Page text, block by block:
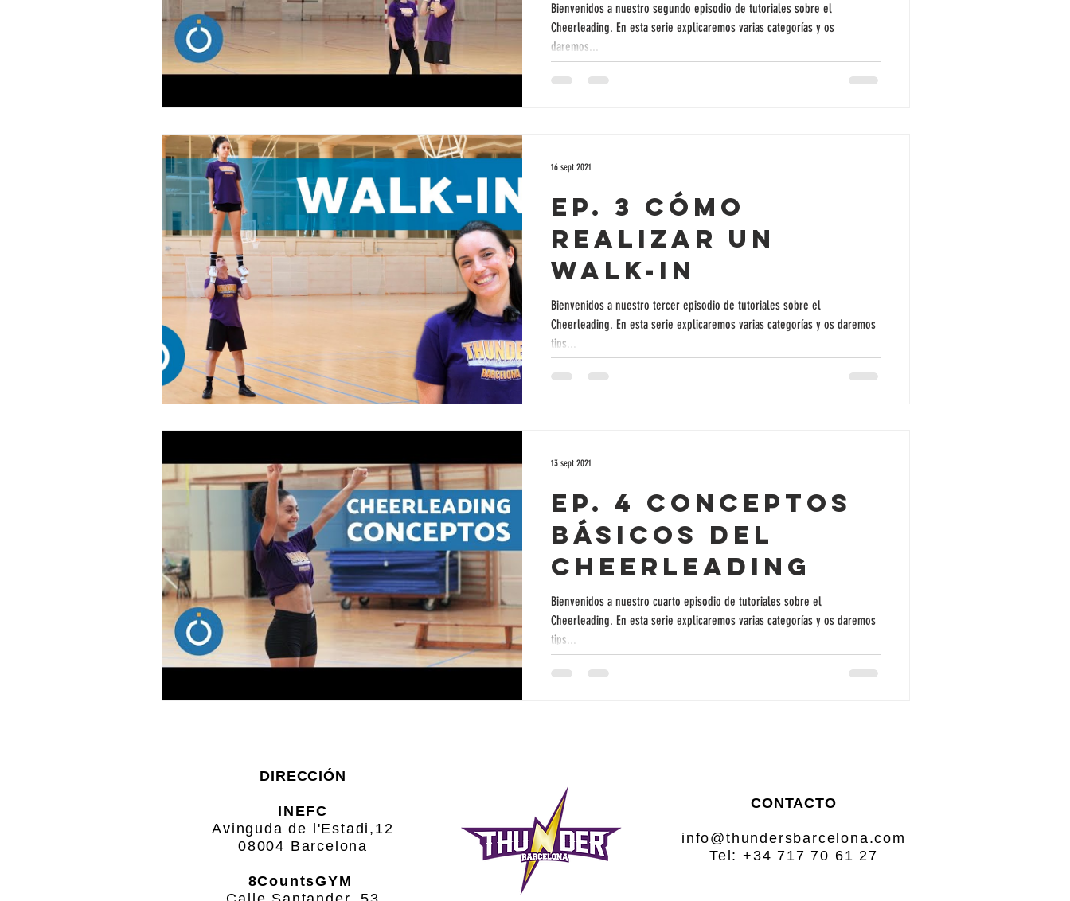
Bienvenidos a nuestro segundo episodio de tutoriales sobre el
Cheerleading. En esta serie explicaremos varias categorías y os
daremos...
Ep. 3 Cómo
realizar un
Walk-In
Bienvenidos a nuestro tercer episodio de tutoriales sobre el
Cheerleading. En esta serie explicaremos varias categorías y os daremos
tips...
16 sept 2021
Ep. 4 Conceptos
básicos del
Cheerleading
Bienvenidos a nuestro cuarto episodio de tutoriales sobre el
Cheerleading. En esta serie explicaremos varias categorías y os daremos
tips...
13 sept 2021
DIRECCIÓN
INEFC
Avinguda de l'Estadi,12
08004 Barcelona
8CountsGYM
CONTACTO
info@thundersbarcelona.com
Tel: +34 717 70 61 27